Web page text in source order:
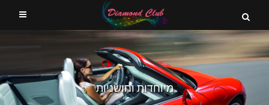
מיוחדות וחושניות